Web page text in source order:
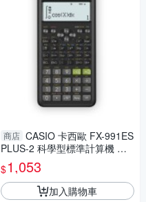
商店 CASIO 卡西歐 FX-991ES
PLUS-2 科學型標準計算機 工
程用
$1,053
加入購物車